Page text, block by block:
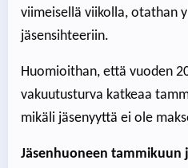
viimeisellä viikolla, otathan
jäsensihteeriin.
Huomioithan, että vuoden
vakuutusturva katkeaa
mikäli jäsenyyttä ei ole
Jäsenhuoneen tammikuun